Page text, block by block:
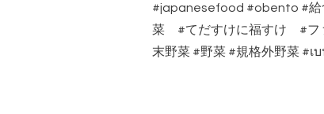
#japanesefood #obento #
菜 #てだすけに福すけ #フ
末野菜 #野菜 #規格外野菜 #เ